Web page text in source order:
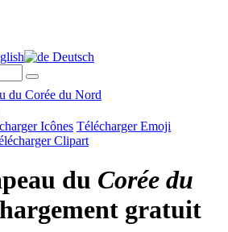
Deutsch
du Corée du Nord
Icônes Télécharger Emoji
Clipart
du Corée du
gratuit